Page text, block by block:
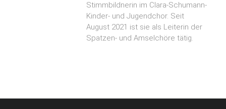
Stimmbildnerin im Clara-Schumann-
Kinder- und Jugendchor. Seit
August 2021 ist sie als Leiterin der
Spatzen- und Amselchöre tätig.